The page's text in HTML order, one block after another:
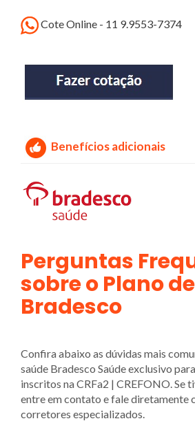
Cote Online - 11 9.9553-7374
Benefícios adicionais
Perguntas
sobre o Plano
Bradesco
Confira abaixo as dúvidas mais
saúde Bradesco Saúde exclusivo
inscritos na CRFa2 | CREFONO. Se
entre em contato e fale diretamente
corretores especializados.